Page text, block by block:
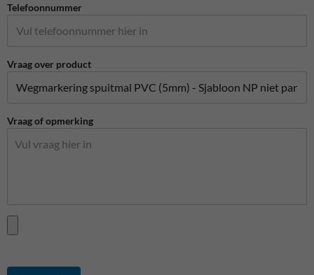
Telefoonnummer
Vraag over product
Vraag of opmerking